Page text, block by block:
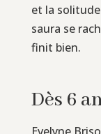
et la
saura se
finit bien.
Dès 6